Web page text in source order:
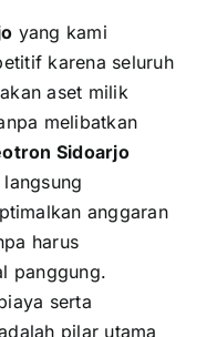
yang kami
karena seluruh
aset milik
melibatkan
Sidoarjo
anggaran
harus
panggung.
serta
pilar utama